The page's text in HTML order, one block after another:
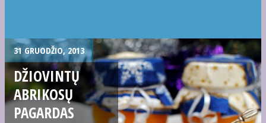
31 GRUODŽIO, 2013
DŽIOVINTŲ
ABRIKOSŲ
PAGARDAS